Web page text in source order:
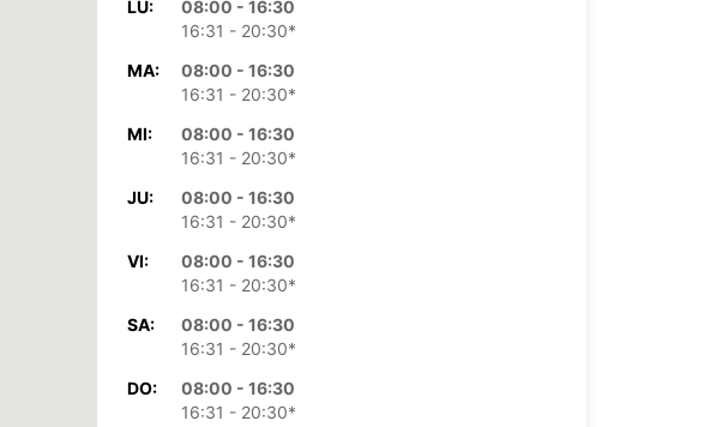
LU:
08:00 - 16:30
16:31 - 20:30*
MA:
08:00 - 16:30
16:31 - 20:30*
MI:
08:00 - 16:30
16:31 - 20:30*
JU:
08:00 - 16:30
16:31 - 20:30*
VI:
08:00 - 16:30
16:31 - 20:30*
SA:
08:00 - 16:30
16:31 - 20:30*
DO:
08:00 - 16:30
16:31 - 20:30*